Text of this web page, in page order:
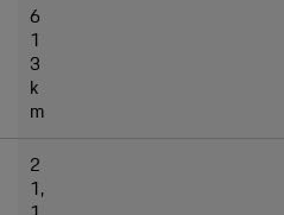
6
1
3
k
m
2
1,